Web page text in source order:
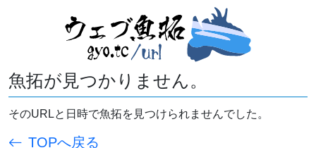
魚拓が見つかりません。
そのURLと日時で魚拓を見つけられませんでした。
TOPへ戻る